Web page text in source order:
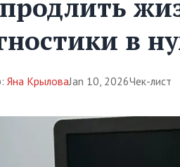
в
Яна КрыловаJan 10, 2026Чек-лист